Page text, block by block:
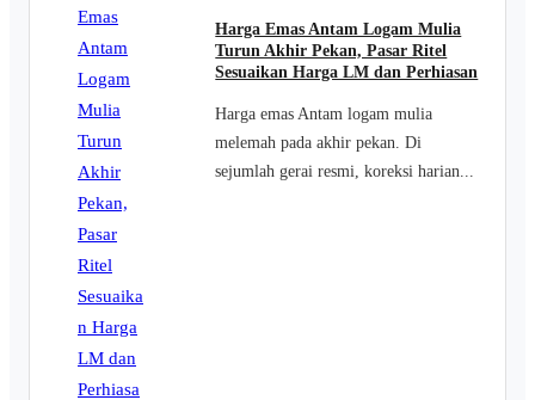
Harga Emas Antam Logam Mulia
Turun Akhir Pekan, Pasar Ritel
Sesuaikan Harga LM dan Perhiasan
Harga emas Antam logam mulia
melemah pada akhir pekan. Di
sejumlah gerai resmi, koreksi harian...